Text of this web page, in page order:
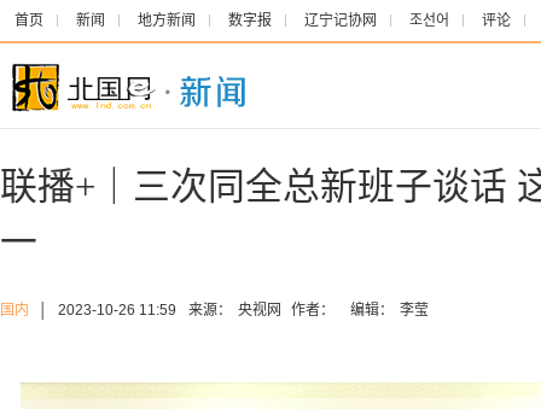
首页 新闻 地方新闻 数字报 辽宁记协网 조선어 评论
联播+｜三次同全总新班子谈话
一
国内 2023-10-26 11:59 来源： 央视网 作者： 编辑： 李莹